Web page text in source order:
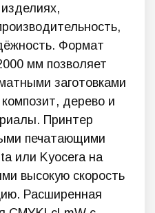
Формат
мм позволяет
заготовками
дерево и
Принтер
печатающими
или Kyocera на
высокую скорость
Расширенная